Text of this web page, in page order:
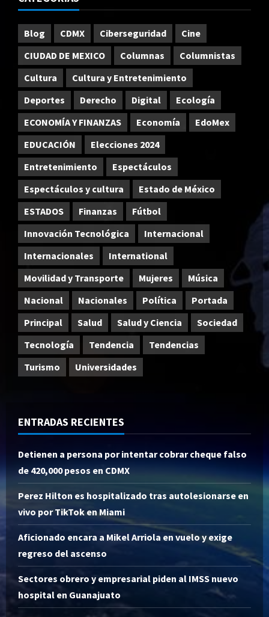
Blog CDMX Ciberseguridad
Cine
CIUDAD DE MEXICO
Columnas
Columnistas
Cultura
Cultura y Entretenimiento
Deportes
Derecho Digital
Ecología
ECONOMÍA Y FINANZAS
Economía
EdoMex
EDUCACIÓN
Elecciones 2024
Entretenimiento
Espectáculos
Espectáculos y cultura
Estado de México
ESTADOS
Finanzas
Fútbol
Innovación Tecnológica
Internacional
Internacionales
International
Movilidad y Transporte
Mujeres
Música
Nacional
Nacionales Política
Portada
Principal
Salud Salud y Ciencia
Sociedad
Tecnología
Tendencia
Tendencias
Turismo
Universidades
ENTRADAS RECIENTES
Detienen a persona por intentar cobrar cheque falso
de 420,000 pesos en CDMX
Perez Hilton es hospitalizado tras autolesionarse en
vivo por TikTok en Miami
Aficionado encara a Mikel Arriola en vuelo y exige
regreso del ascenso
Sectores obrero y empresarial piden al IMSS nuevo
hospital en Guanajuato